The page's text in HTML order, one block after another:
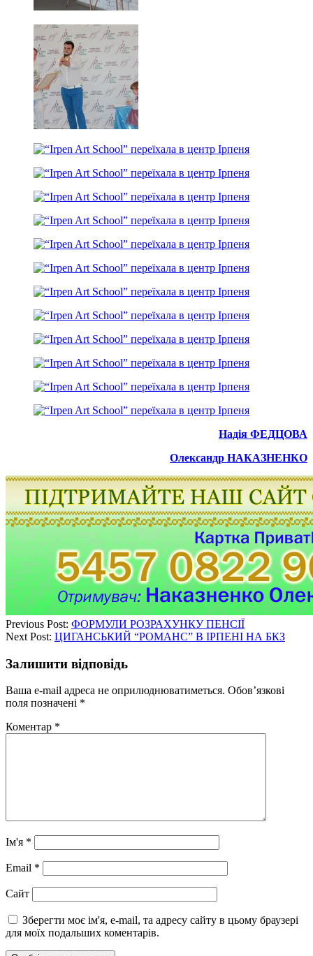
Надія ФЕДЦОВА
Олександр НАКАЗНЕНКО
Previous Post: ФОРМУЛИ РОЗРАХУНКУ ПЕНСІЇ
Next Post: ЦИГАНСЬКИЙ “РОМАНС” В ІРПЕНІ НА БКЗ
Залишити відповідь
Ваша e-mail адреса не оприлюднюватиметься. Обов’язкові
поля позначені *
Коментар *
Ім'я *
Email *
Сайт
Зберегти моє ім'я, e-mail, та адресу сайту в цьому браузері
для моїх подальших коментарів.